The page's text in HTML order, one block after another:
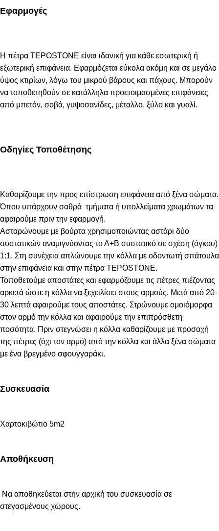
Εφαρμογές
Η πέτρα TEPOSTONE είναι ιδανική για κάθε εσωτερική ή
εξωτερική επιφάνεια. Εφαρμόζεται εύκολα ακόμη και σε μεγάλο
ύψος κτιρίων, λόγω του μικρού βάρους και πάχους. Μπορούν
να τοποθετηθούν σε κατάλληλα προετοιμασμένες επιφάνειες
από μπετόν, σοβά, γυψοσανίδες, μέταλλο, ξύλο και γυαλί.
Οδηγίες Τοποθέτησης
Καθαρίζουμε την προς επίστρωση επιφάνεια από ξένα σώματα.
Όπου υπάρχουν σαθρά τμήματα ή υπολλείματα χρωμάτων τα
αφαιρούμε πριν την εφαρμογή.
Ασταρώνουμε με βούρτα χρησιμοποιώντας αστάρι δύο
συστατικών αναμιγνύοντας το Α+Β συστατικό σε σχέση (όγκου)
1:1. Στη συνέχεια απλώνουμε την κόλλα με οδοντωτή σπάτουλα
στην επιφάνεια και στην πέτρα TEPOSTONE.
Τοποθετούμε αποστάτες και εφαρμόζουμε τις πέτρες πιέζοντας
αρκετά ώστε η κόλλα να ξεχειλίσει στους αρμούς. Μετά από 20-
30 λεπτά αφαιρούμε τους αποστάτες. Στρώνουμε ομοιόμορφα
στον αρμό την κόλλα και αφαιρούμε την επιπρόσθετη
ποσότητα. Πριν στεγνώσει η κόλλα καθαρίζουμε με προσοχή
της πέτρες (όχι τον αρμό) από την κόλλα και άλλα ξένα σώματα
με ένα βρεγμένο σφουγγαράκι.
Συσκευασία
Χαρτοκιβώτιο 5m2
Αποθήκευση
Να αποθηκεύεται στην αρχική του συσκευασία σε
στεγασμένους χώρους.